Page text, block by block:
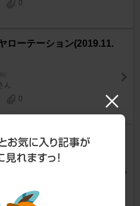
0
ローテーション(2019.11.
ん
0
ドボルト装着